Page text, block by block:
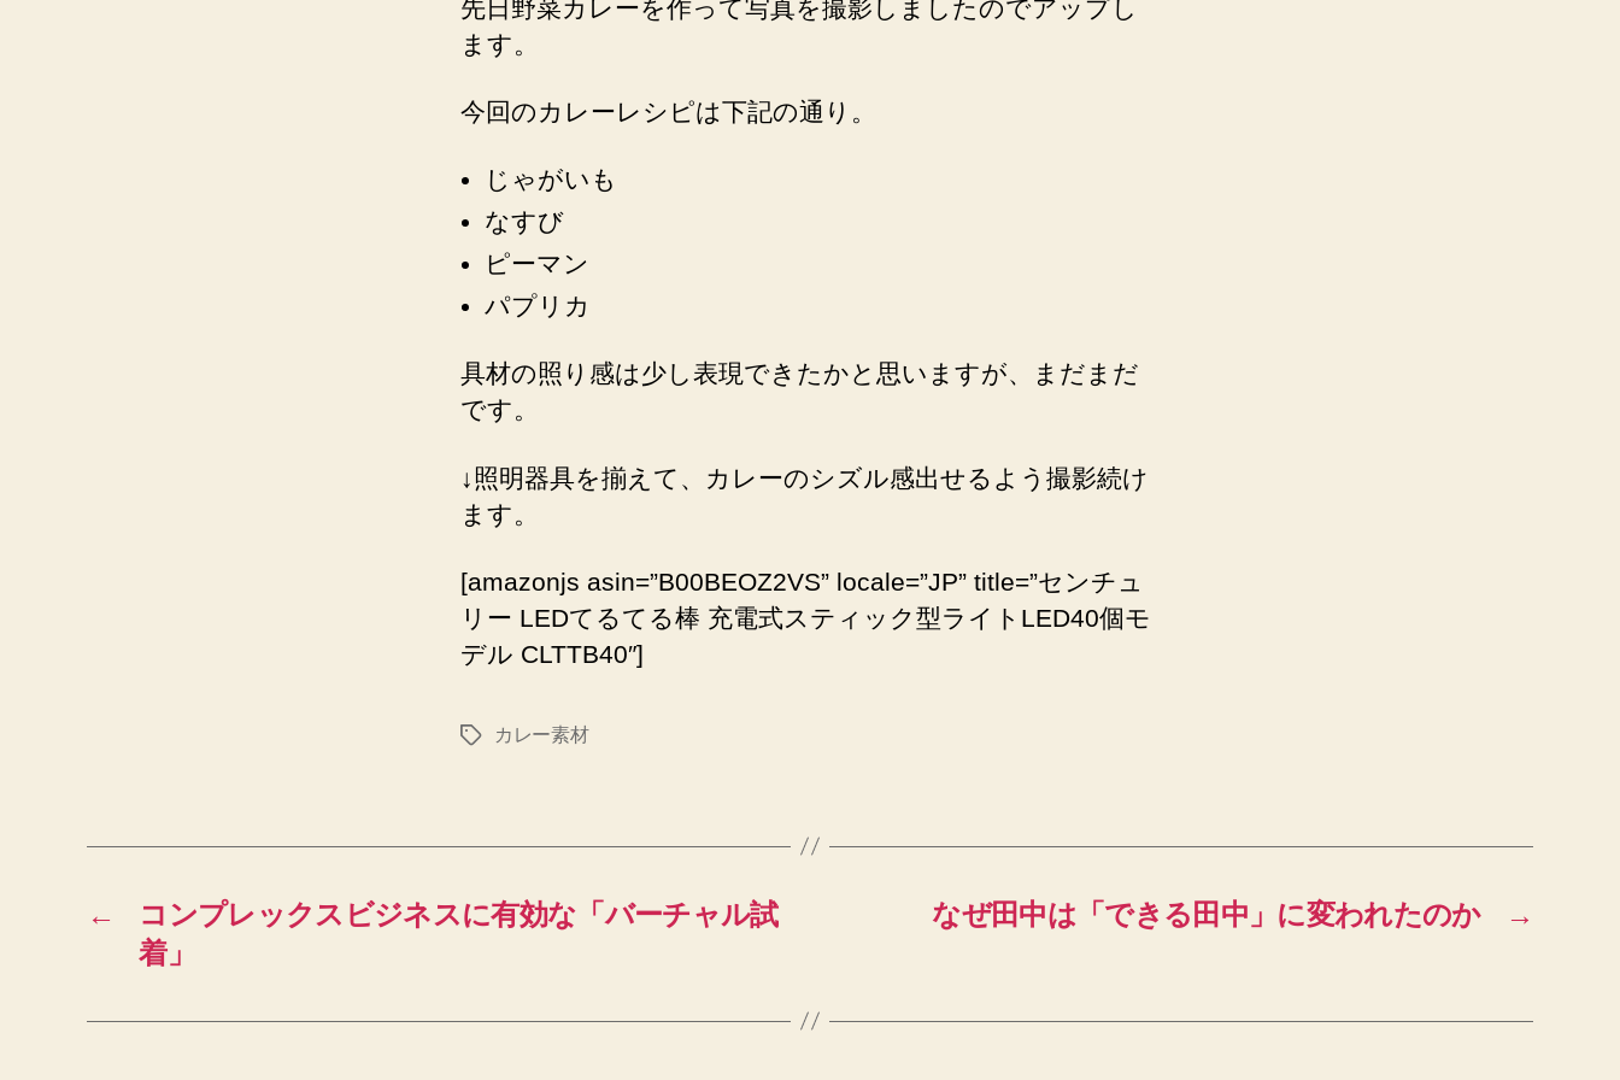
先日野菜カレーを作って写真を撮影しましたのでアップし
ます。
今回のカレーレシピは下記の通り。
じゃがいも
なすび
ピーマン
パプリカ
具材の照り感は少し表現できたかと思いますが、まだまだ
です。
↓照明器具を揃えて、カレーのシズル感出せるよう撮影続け
ます。
[amazonjs asin=”B00BEOZ2VS” locale=”JP” title=”センチュ
リー LEDてるてる棒 充電式スティック型ライトLED40個モ
デル CLTTB40″]
タ
カレー素材
←
コンプレックスビジネスに有効な「バーチャル試
着」
→
なぜ田中は「できる田中」に変われたのか